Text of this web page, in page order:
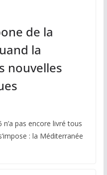
de la
la
nouvelles
n’a pas encore livré tous
: la Méditerranée